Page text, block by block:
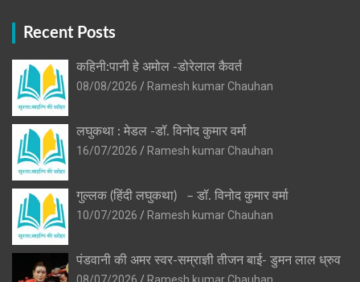
Recent Posts
कहिनी:पानी हे अमोल -डोरेलाल कैवर्त
08/08/2026
Ramesh kumar Chauhan
लघुकथा : मेडल -डॉ. विनोद कुमार वर्मा
16/07/2026
Ramesh kumar Chauhan
गुल्लक (हिंदी लघुकथा) – डॉ. विनोद कुमार वर्मा
10/07/2026
Ramesh kumar Chauhan
पंडवानी की अमर स्वर-सम्राज्ञी तीजन बाई- डुमन लाल ध्रुव